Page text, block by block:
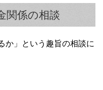
関係の相談
か」という趣旨の相談に